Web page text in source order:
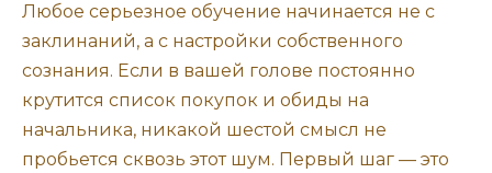
Любое серьезное обучение начинается не с
заклинаний, а с настройки собственного
сознания. Если в вашей голове постоянно
крутится список покупок и обиды на
начальника, никакой шестой смысл не
пробьется сквозь этот шум. Первый шаг — это